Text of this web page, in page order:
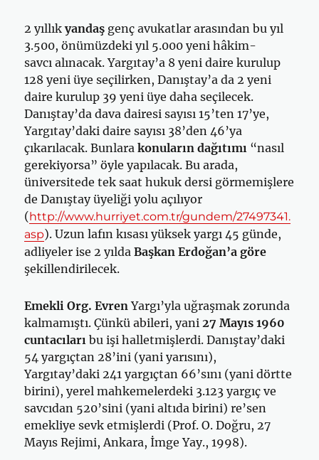
2 yıllıkyandaş genç avukatlar arasından bu yıl
3.500, önümüzdeki yıl 5.000 yeni hâkim-
savcı alınacak. Yargıtay’a 8 yeni daire kurulup
128 yeni üye seçilirken, Danıştay’a da 2 yeni
daire kurulup 39 yeni üye daha seçilecek.
Danıştay’da dava dairesi sayısı 15’ten 17’ye,
Yargıtay’daki daire sayısı 38’den 46’ya
çıkarılacak. Bunlarakonuların dağıtımı “nasıl
gerekiyorsa” öyle yapılacak. Bu arada,
üniversitede tek saat hukuk dersi görmemişlere
de Danıştay üyeliği yolu açılıyor
(http://www.hurriyet.com.tr/gundem/27497341.
asp). Uzun lafın kısası yüksek yargı 45 günde,
adliyeler ise 2 yıldaBaşkan Erdoğan’a göre
şekillendirilecek.
Emekli Org. EvrenYargı’yla uğraşmak zorunda
kalmamıştı. Çünkü abileri, yani27 Mayıs 1960
cuntacıları bu işi halletmişlerdi. Danıştay’daki
54 yargıçtan 28’ini (yani yarısını),
Yargıtay’daki 241 yargıçtan 66’sını (yani dörtte
birini), yerel mahkemelerdeki 3.123 yargıç ve
savcıdan 520’sini (yani altıda birini) re’sen
emekliye sevk etmişlerdi (Prof. O. Doğru, 27
Mayıs Rejimi, Ankara, İmge Yay., 1998).